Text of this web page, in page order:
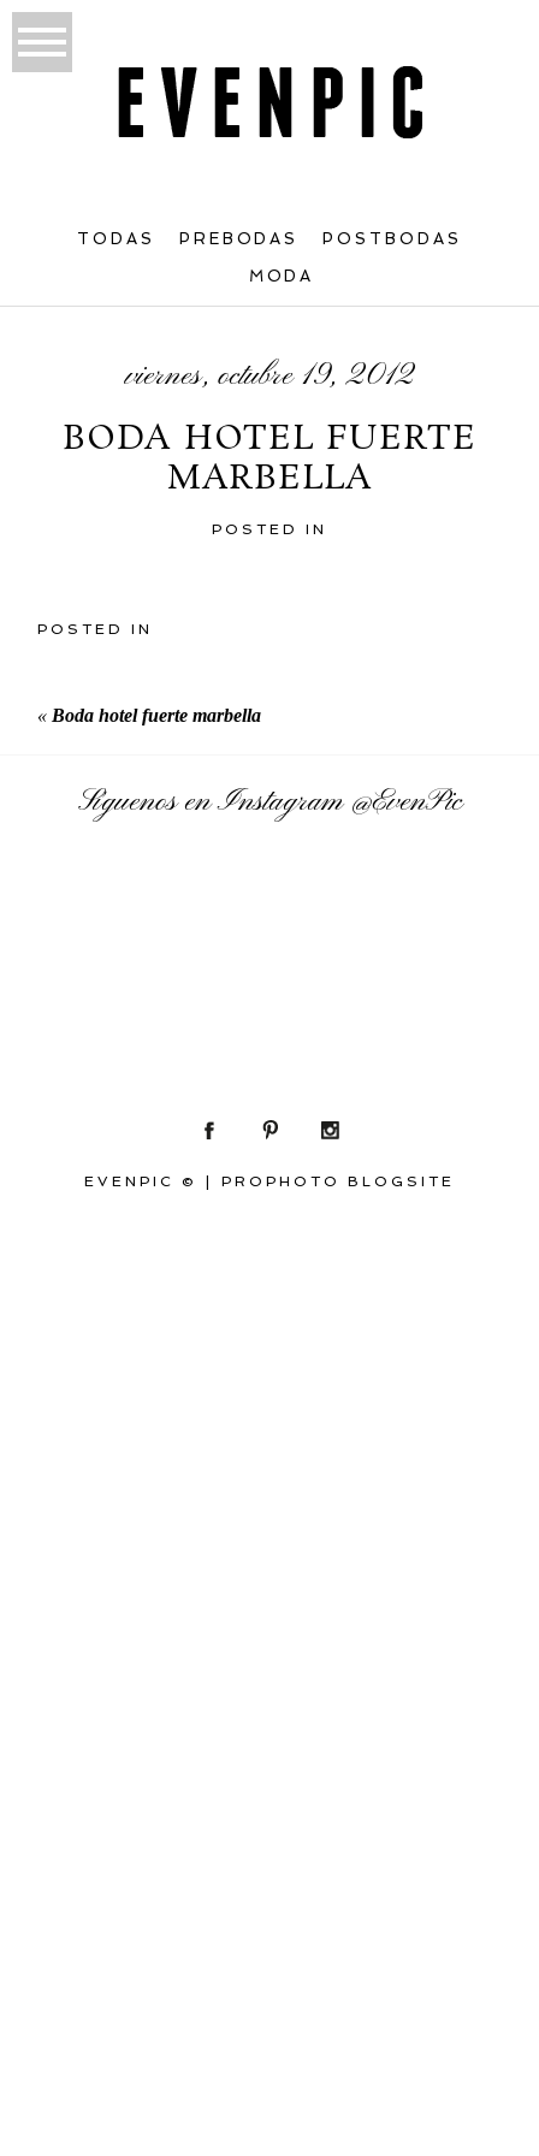
TODAS PREBODAS POSTBODAS
MODA
viernes, octubre 19, 2012
BODA HOTEL FUERTE
MARBELLA
POSTED IN
POSTED IN
« Boda hotel fuerte marbella
Síguenos en Instagram@EvenPic
EVENPIC © PROPHOTO BLOGSITE